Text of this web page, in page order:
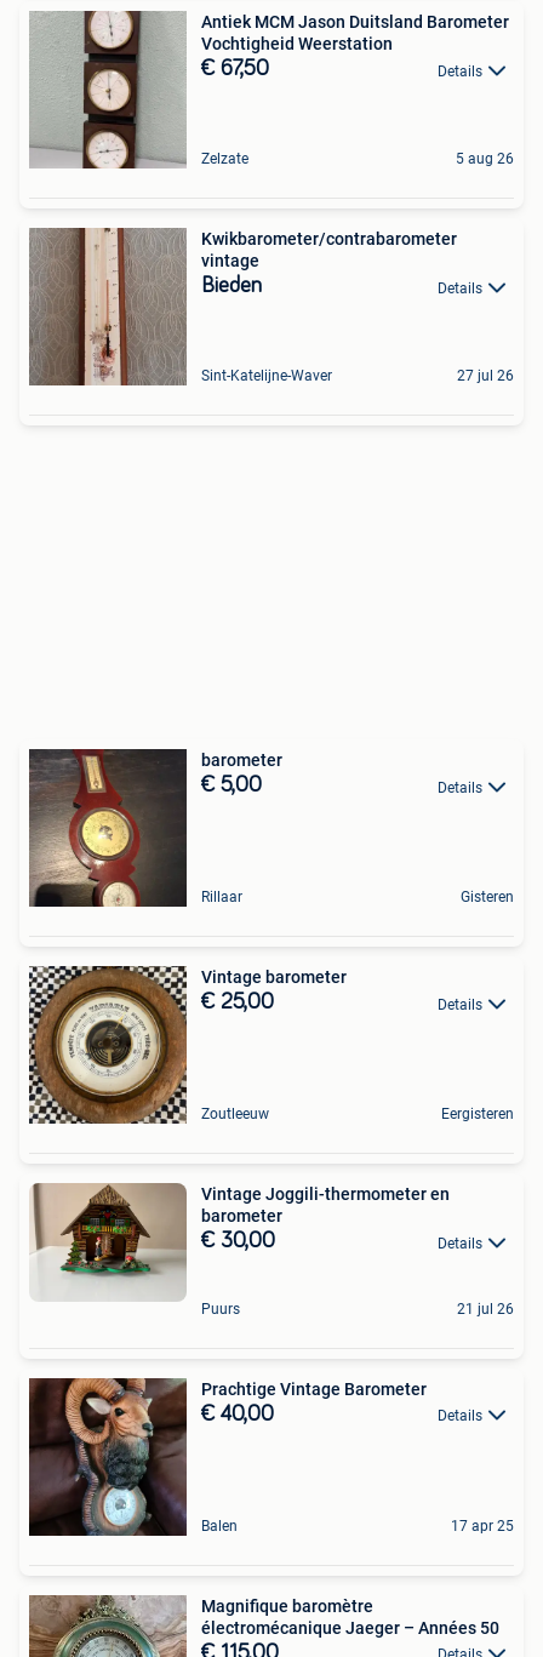
Antiek MCM Jason Duitsland Barometer
Vochtigheid Weerstation
€ 67,50 Details
Zelzate 5 aug 26
Kwikbarometer/contrabarometer
vintage
Bieden Details
Sint-Katelijne-Waver 27 jul 26
barometer
€ 5,00 Details
Rillaar Gisteren
Vintage barometer
€ 25,00 Details
Zoutleeuw Eergisteren
Vintage Joggili-thermometer en
barometer
€ 30,00 Details
Puurs 21 jul 26
Prachtige Vintage Barometer
€ 40,00 Details
Balen 17 apr 25
Magnifique baromètre
électromécanique Jaeger – Années 50